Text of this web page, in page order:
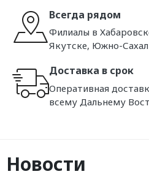
Всегда рядом
Филиалы в
Якутске, Южно-
Доставка в срок
Оперативная
всему Дальнему
Новости